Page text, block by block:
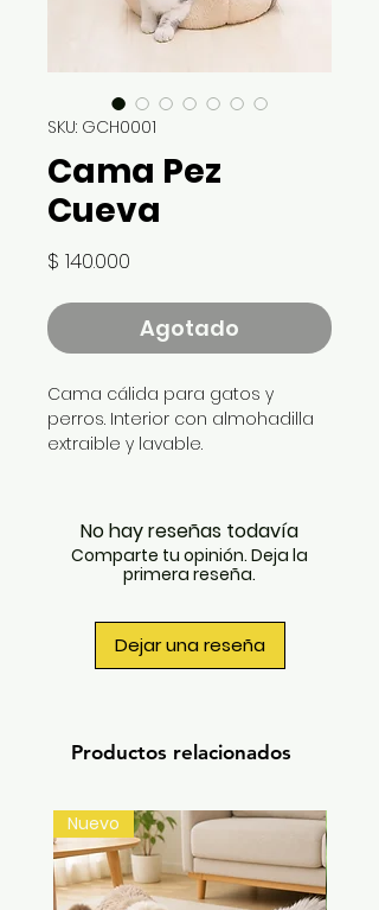
SKU: GCH0001
Cama Pez
Cueva
$ 140.000
Agotado
Cama cálida para gatos y
perros. Interior con almohadilla
extraible y lavable.
La cueva no es fácil de deformar.
La cubierta exterior es de tela
suave, se siente cómoda al
Es muy estable y duradera.
Medidas: 33 x 35 cm aprox.
Material: Algodón.
No hay reseñas todavía
Comparte tu opinión. Deja la
primera reseña.
Dejar una reseña
Productos relacionados
Nuevo